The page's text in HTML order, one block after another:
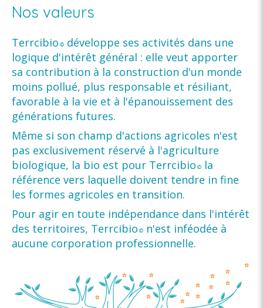
Nos valeurs
Terrcibio © développe ses activités dans une
logique d'intérêt général : elle veut apporter
sa contribution à la construction d'un monde
moins pollué, plus responsable et résiliant,
favorable à la vie et à l'épanouissement des
générations futures.
Même si son champ d'actions agricoles n'est
pas exclusivement réservé à l'agriculture
biologique, la bio est pour Terrcibio © la
référence vers laquelle doivent tendre in fine
les formes agricoles en transition.
Pour agir en toute indépendance dans l'intérêt
des territoires, Terrcibio © n'est inféodée à
aucune corporation professionnelle.